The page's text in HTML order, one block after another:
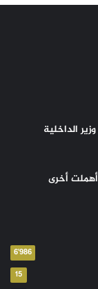
الداخلية
أخرى
6٬986
15